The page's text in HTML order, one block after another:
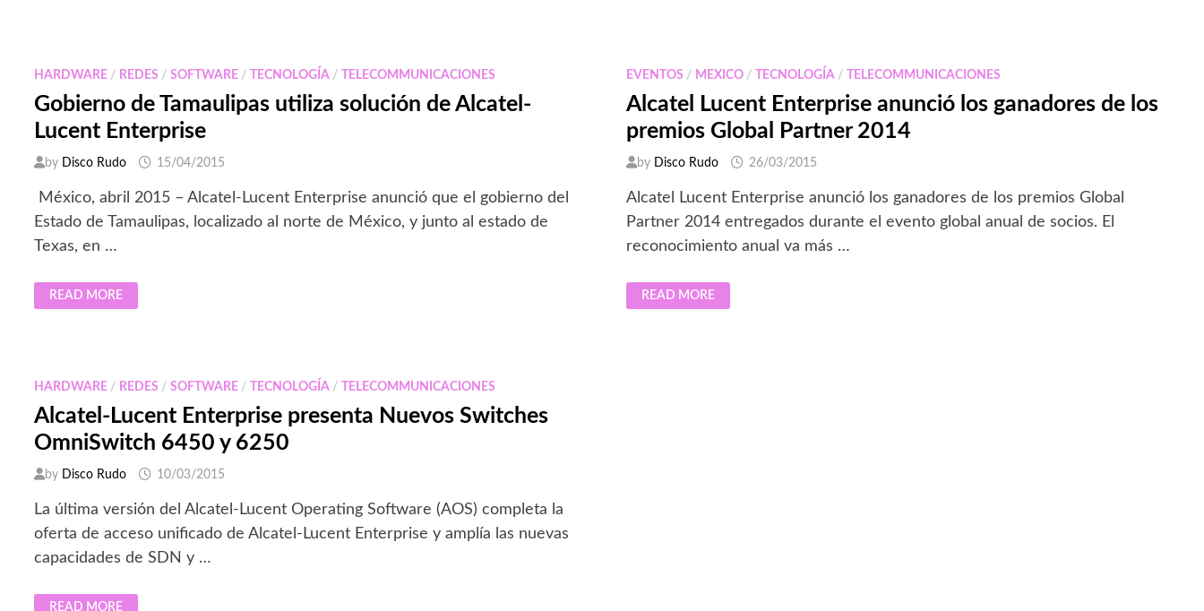
NUEVO
EN
CHILE,
IGUAZÚ
HARDWARE / REDES /SOFTWARE / TECNOLOGÍA / TELECOMMUNICACIONES
Gobierno de Tamaulipas utiliza solución de Alcatel-
Lucent Enterprise
by Disco Rudo 15/04/2015
México, abril 2015 – Alcatel-Lucent Enterprise anunció que el gobierno del
Estado de Tamaulipas, localizado al norte de México, y junto al estado de
Texas, en …
GOBIERNO
DE
ENTERPRISE
READ MORE
EVENTOS / MEXICO / TECNOLOGÍA / TELECOMMUNICACIONES
Alcatel Lucent Enterprise anunció los ganadores de los
premios Global Partner 2014
by Disco Rudo 26/03/2015
Alcatel Lucent Enterprise anunció los ganadores de los premios Global
Partner 2014 entregados durante el evento global anual de socios. El
reconocimiento anual va más …
ALCATEL
LUCENT
READ MORE
HARDWARE / REDES /SOFTWARE / TECNOLOGÍA / TELECOMMUNICACIONES
Alcatel-Lucent Enterprise presenta Nuevos Switches
OmniSwitch 6450 y 6250
by Disco Rudo 10/03/2015
La última versión del Alcatel-Lucent Operating Software (AOS) completa la
oferta de acceso unificado de Alcatel-Lucent Enterprise y amplía las nuevas
capacidades de SDN y …
ALCATEL-
READ MORE